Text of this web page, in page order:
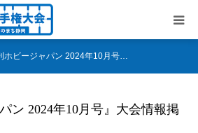
ホビージャパン 2024年10月号…
ン 2024年10月号』大会情報掲